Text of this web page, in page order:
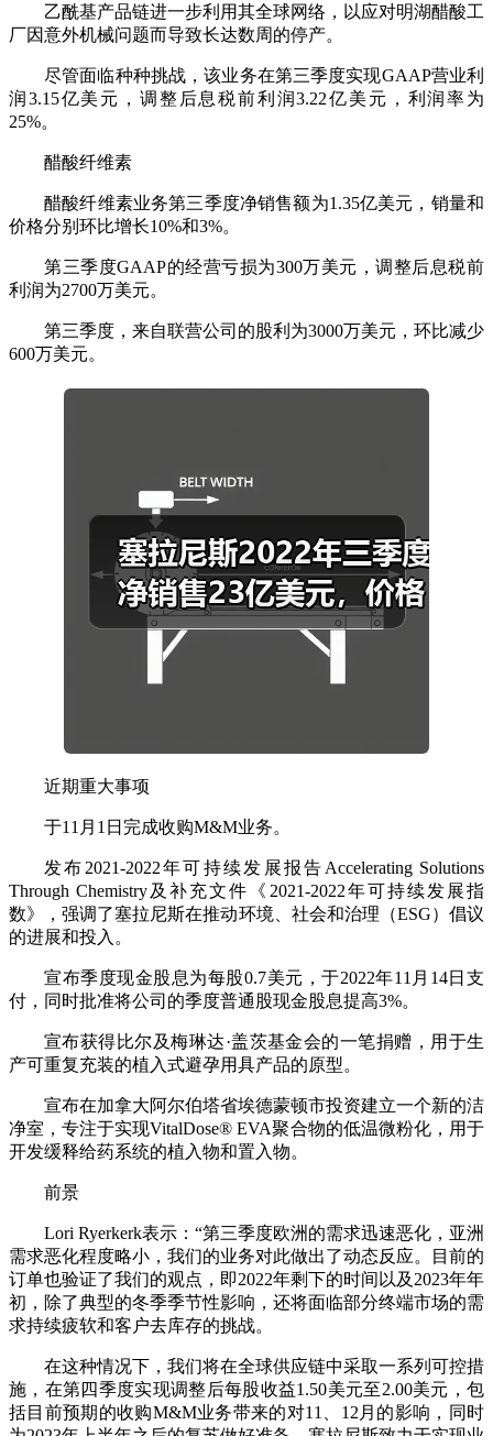
乙酰基产品链进一步利用其全球网络，以应对明湖醋酸工
厂因意外机械问题而导致长达数周的停产。
尽管面临种种挑战，该业务在第三季度实现GAAP营业利
润3.15亿美元，调整后息税前利润3.22亿美元，利润率为
25%。
醋酸纤维素
醋酸纤维素业务第三季度净销售额为1.35亿美元，销量和
价格分别环比增长10%和3%。
第三季度GAAP的经营亏损为300万美元，调整后息税前
利润为2700万美元。
第三季度，来自联营公司的股利为3000万美元，环比减少
600万美元。
近期重大事项
于11月1日完成收购M&M业务。
发布2021-2022年可持续发展报告Accelerating Solutions
Through Chemistry及补充文件《2021-2022年可持续发展指
数》，强调了塞拉尼斯在推动环境、社会和治理（ESG）倡议
的进展和投入。
宣布季度现金股息为每股0.7美元，于2022年11月14日支
付，同时批准将公司的季度普通股现金股息提高3%。
宣布获得比尔及梅琳达·盖茨基金会的一笔捐赠，用于生
产可重复充装的植入式避孕用具产品的原型。
宣布在加拿大阿尔伯塔省埃德蒙顿市投资建立一个新的洁
净室，专注于实现VitalDose® EVA聚合物的低温微粉化，用于
开发缓释给药系统的植入物和置入物。
前景
Lori Ryerkerk表示：“第三季度欧洲的需求迅速恶化，亚洲
需求恶化程度略小，我们的业务对此做出了动态反应。目前的
订单也验证了我们的观点，即2022年剩下的时间以及2023年年
初，除了典型的冬季季节性影响，还将面临部分终端市场的需
求持续疲软和客户去库存的挑战。
在这种情况下，我们将在全球供应链中采取一系列可控措
施，在第四季度实现调整后每股收益1.50美元至2.00美元，包
括目前预期的收购M&M业务带来的对11、12月的影响，同时